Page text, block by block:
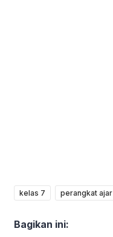
kelas 7 perangkat ajar
Bagikan ini: